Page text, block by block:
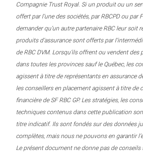
Compagnie Trust Royal. Si un produit ou un
offert par l’une des sociétés, par RBCPD ou par
demander qu’un autre partenaire RBC leur soit
produits d’assurance sont offerts par
de RBC DVM. Lorsqu’ils offrent ou vendent des
dans toutes les provinces sauf le Québec, les
agissent à titre de représentants en assurance
les conseillers en placement agissent à titre de
financière de SF RBC GP. Les stratégies, les
techniques contenus dans cette publication
titre indicatif. Ils sont fondés sur des données
complètes, mais nous ne pouvons en garantir
Le présent document ne donne pas de